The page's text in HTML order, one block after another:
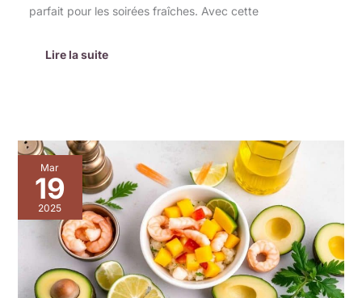
parfait pour les soirées fraîches. Avec cette
Lire la suite
Mar
19
2025
Tartare
d’avocat
et
crevettes
sur
mangue